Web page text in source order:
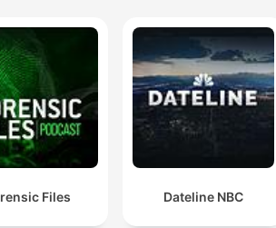
Files Dateline NBC